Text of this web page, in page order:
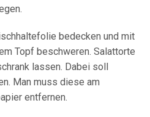
bedecken und mit
Topf beschweren. Salattorte
lassen. Dabei soll
Man muss diese am
entfernen.